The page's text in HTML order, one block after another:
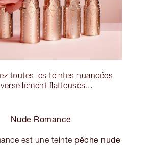
toutes les teintes nuancées
flatteuses...
Nude Romance
est une teinte pêche nude